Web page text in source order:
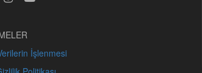
İşlenmesi